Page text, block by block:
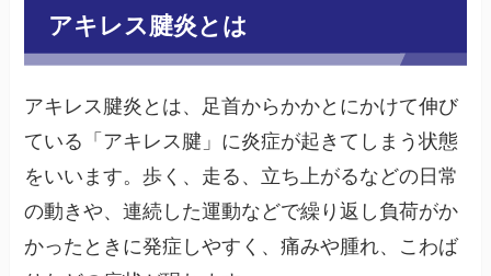
アキレス腱炎とは
アキレス腱炎とは、足首からかかとにかけて伸び
ている「アキレス腱」に炎症が起きてしまう状態
をいいます。歩く、走る、立ち上がるなどの日常
の動きや、連続した運動などで繰り返し負荷がか
かったときに発症しやすく、痛みや腫れ、こわば